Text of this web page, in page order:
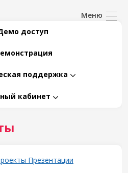
доступ
поддержка
кабинет
Презентации